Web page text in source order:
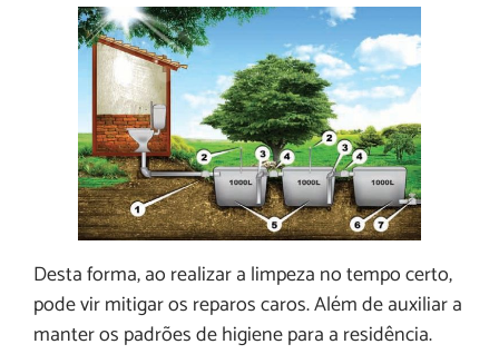
Desta forma, ao realizar a limpeza no tempo certo,
pode vir mitigar os reparos caros. Além de auxiliar a
manter os padrões de higiene para a residência.